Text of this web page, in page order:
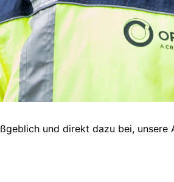
und direkt dazu bei,